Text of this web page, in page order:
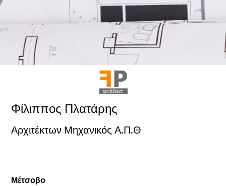
Φίλιππος Πλατάρης
Αρχιτέκτων Μηχανικός Α.Π.Θ
Μέτσοβο